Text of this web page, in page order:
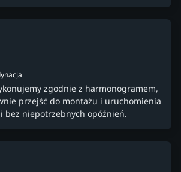
zgodnie z harmonogramem,
przejść do montażu i uruchomienia
bez niepotrzebnych opóźnień.